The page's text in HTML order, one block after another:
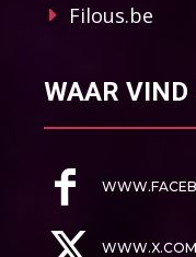
Filous.be
WAAR VIND